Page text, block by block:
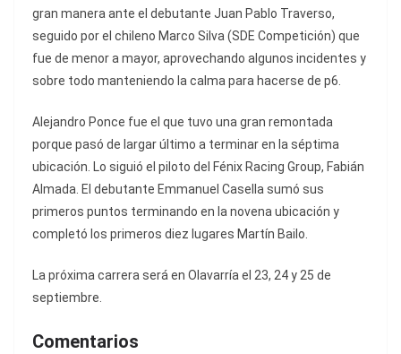
gran manera ante el debutante Juan Pablo Traverso,
seguido por el chileno Marco Silva (SDE Competición) que
fue de menor a mayor, aprovechando algunos incidentes y
sobre todo manteniendo la calma para hacerse de p6.
Alejandro Ponce fue el que tuvo una gran remontada
porque pasó de largar último a terminar en la séptima
ubicación. Lo siguió el piloto del Fénix Racing Group, Fabián
Almada. El debutante Emmanuel Casella sumó sus
primeros puntos terminando en la novena ubicación y
completó los primeros diez lugares Martín Bailo.
La próxima carrera será en Olavarría el 23, 24 y 25 de
septiembre.
Comentarios